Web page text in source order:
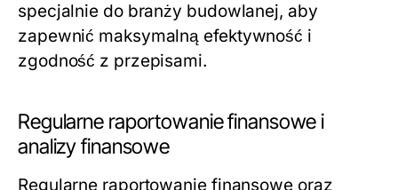
specjalnie do branży budowlanej, aby
zapewnić maksymalną efektywność i
zgodność z przepisami.
Regularne raportowanie finansowe i
analizy finansowe
Regularne raportowanie finansowe oraz